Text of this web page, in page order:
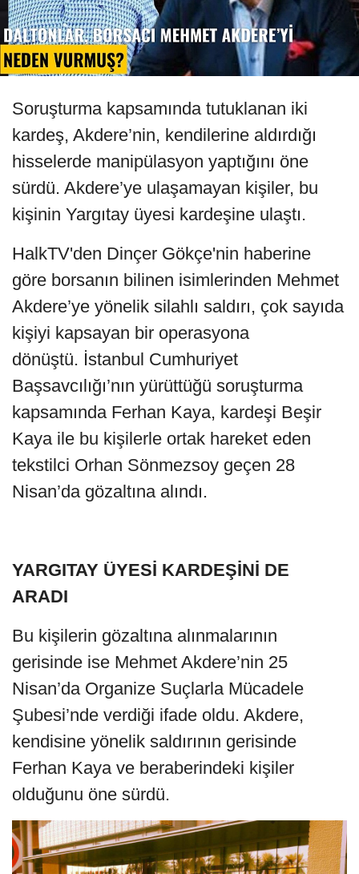
Soruşturma kapsamında tutuklanan iki
kardeş, Akdere’nin, kendilerine aldırdığı
hisselerde manipülasyon yaptığını öne
sürdü. Akdere’ye ulaşamayan kişiler, bu
kişinin Yargıtay üyesi kardeşine ulaştı.
HalkTV'den Dinçer Gökçe'nin haberine
göre borsanın bilinen isimlerinden Mehmet
Akdere’ye yönelik silahlı saldırı, çok sayıda
kişiyi kapsayan bir operasyona
dönüştü. İstanbul Cumhuriyet
Başsavcılığı’nın yürüttüğü soruşturma
kapsamında Ferhan Kaya, kardeşi Beşir
Kaya ile bu kişilerle ortak hareket eden
tekstilci Orhan Sönmezsoy geçen 28
Nisan’da gözaltına alındı.
YARGITAY ÜYESİ KARDEŞİNİ DE
ARADI
Bu kişilerin gözaltına alınmalarının
gerisinde ise Mehmet Akdere’nin 25
Nisan’da Organize Suçlarla Mücadele
Şubesi’nde verdiği ifade oldu. Akdere,
kendisine yönelik saldırının gerisinde
Ferhan Kaya ve beraberindeki kişiler
olduğunu öne sürdü.